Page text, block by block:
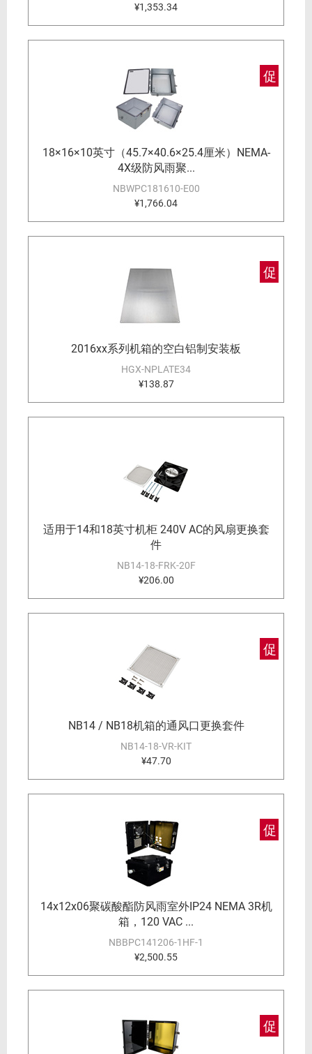
¥1,353.34
促
18×16×10英寸（45.7×40.6×25.4厘米）NEMA-
4X级防风雨聚...
NBWPC181610-E00
¥1,766.04
促
2016xx系列机箱的空白铝制安装板
HGX-NPLATE34
¥138.87
适用于14和18英寸机柜 240V AC的风扇更换套
件
NB14-18-FRK-20F
¥206.00
促
NB14 / NB18机箱的通风口更换套件
NB14-18-VR-KIT
¥47.70
促
14x12x06聚碳酸酯防风雨室外IP24 NEMA 3R机
箱，120 VAC ...
NBBPC141206-1HF-1
¥2,500.55
促